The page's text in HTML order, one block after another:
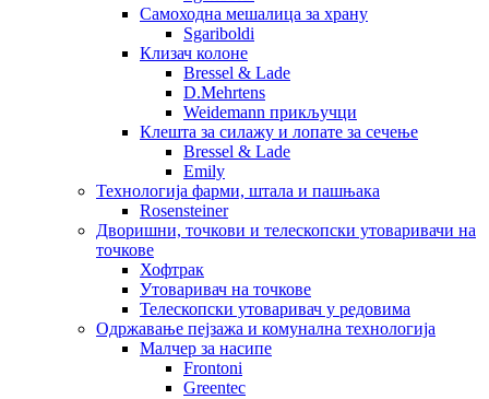
Самоходна мешалица за храну
Sgariboldi
Клизач колоне
Bressel & Lade
D.Mehrtens
Weidemann прикључци
Клешта за силажу и лопате за сечење
Bressel & Lade
Emily
Технологија фарми, штала и пашњака
Rosensteiner
Дворишни, точкови и телескопски утоваривачи на
точкове
Хофтрак
Утоваривач на точкове
Телескопски утоваривач у редовима
Одржавање пејзажа и комунална технологија
Малчер за насипе
Frontoni
Greentec